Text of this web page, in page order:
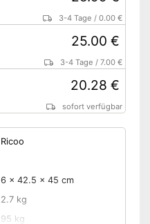
3-4 Tage /0.00 €
25.00 €
3-4 Tage /7.00 €
20.28 €
sofort verfügbar
Ricoo
6 x 42.5 x 45 cm
2.7 kg
95 kg